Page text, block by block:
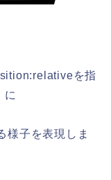
を指
に
様子を表現しま